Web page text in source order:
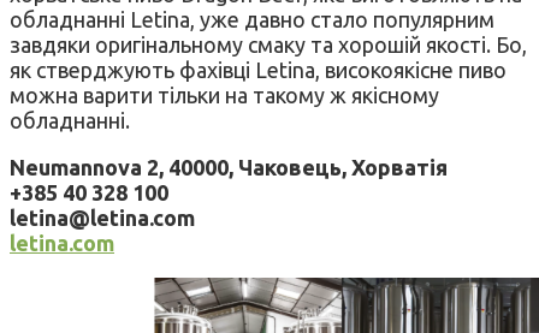
обладнанні Letina, уже давно стало популярним
завдяки оригінальному смаку та хорошій якості. Бо,
як стверджують фахівці Letina, високоякісне пиво
можна варити тільки на такому ж якісному
обладнанні.
Neumannova 2, 40000, Чаковець, Хорватія
+385 40 328 100
letina@letina.com
letina.com